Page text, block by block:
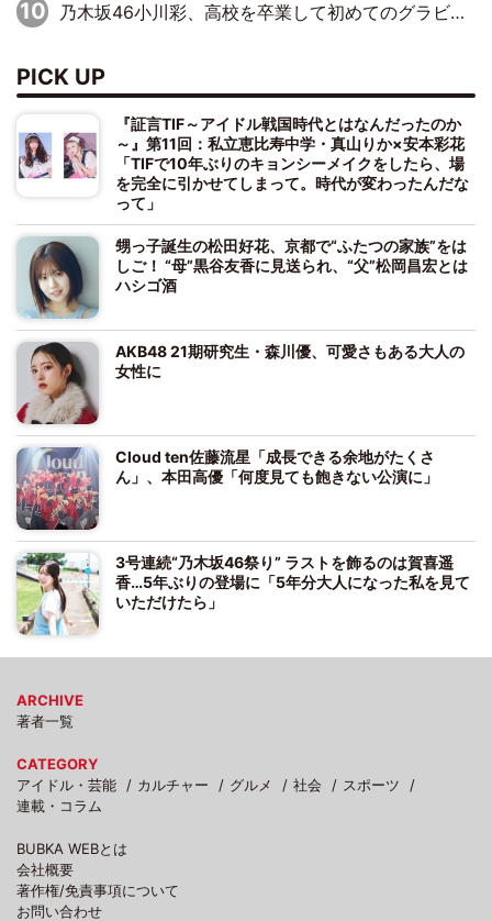
乃木坂46小川彩、高校を卒業して初めてのグラビア「大人になった感じがしました(笑)」
PICK UP
『証言TIF～アイドル戦国時代とはなんだったのか
～』第11回：私立恵比寿中学・真山りか×安本彩花
「TIFで10年ぶりのキョンシーメイクをしたら、場
を完全に引かせてしまって。時代が変わったんだな
って」
甥っ子誕生の松田好花、京都で“ふたつの家族”をは
しご！ “母”黒谷友香に見送られ、“父”松岡昌宏とは
ハシゴ酒
AKB48 21期研究生・森川優、可愛さもある大人の
女性に
Cloud ten佐藤流星「成長できる余地がたくさ
ん」、本田高優「何度見ても飽きない公演に」
3号連続“乃木坂46祭り” ラストを飾るのは賀喜遥
香…5年ぶりの登場に「5年分大人になった私を見て
いただけたら」
ARCHIVE
著者一覧
CATEGORY
アイドル・芸能
カルチャー グルメ 社会
スポーツ
連載・コラム
BUBKA WEBとは
会社概要
著作権/免責事項について
お問い合わせ